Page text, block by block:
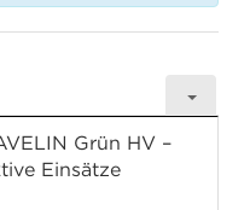
Grün HV –
Einsätze